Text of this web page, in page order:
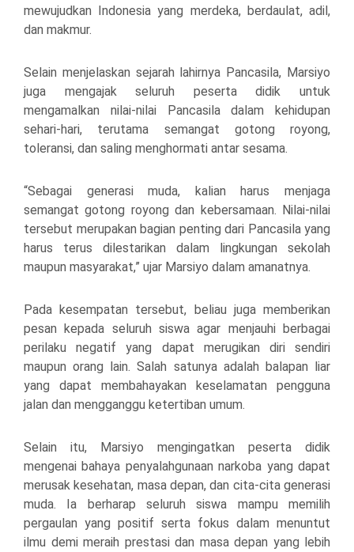
mewujudkan Indonesia yang merdeka, berdaulat, adil,
dan makmur.
Selain menjelaskan sejarah lahirnya Pancasila, Marsiyo
juga mengajak seluruh peserta didik untuk
mengamalkan nilai-nilai Pancasila dalam kehidupan
sehari-hari, terutama semangat gotong royong,
toleransi, dan saling menghormati antar sesama.
“Sebagai generasi muda, kalian harus menjaga
semangat gotong royong dan kebersamaan. Nilai-nilai
tersebut merupakan bagian penting dari Pancasila yang
harus terus dilestarikan dalam lingkungan sekolah
maupun masyarakat,” ujar Marsiyo dalam amanatnya.
Pada kesempatan tersebut, beliau juga memberikan
pesan kepada seluruh siswa agar menjauhi berbagai
perilaku negatif yang dapat merugikan diri sendiri
maupun orang lain. Salah satunya adalah balapan liar
yang dapat membahayakan keselamatan pengguna
jalan dan mengganggu ketertiban umum.
Selain itu, Marsiyo mengingatkan peserta didik
mengenai bahaya penyalahgunaan narkoba yang dapat
merusak kesehatan, masa depan, dan cita-cita generasi
muda. Ia berharap seluruh siswa mampu memilih
pergaulan yang positif serta fokus dalam menuntut
ilmu demi meraih prestasi dan masa depan yang lebih